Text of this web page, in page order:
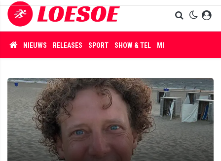
NIEUWS RELEASES SPORT SHOW & TEL MISDAAD